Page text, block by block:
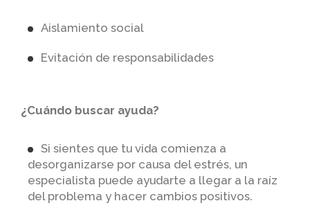
Aislamiento social
Evitación de responsabilidades
¿Cuándo buscar ayuda?
Si sientes que tu vida comienza a
desorganizarse por causa del estrés, un
especialista puede ayudarte a llegar a la raíz
del problema y hacer cambios positivos.